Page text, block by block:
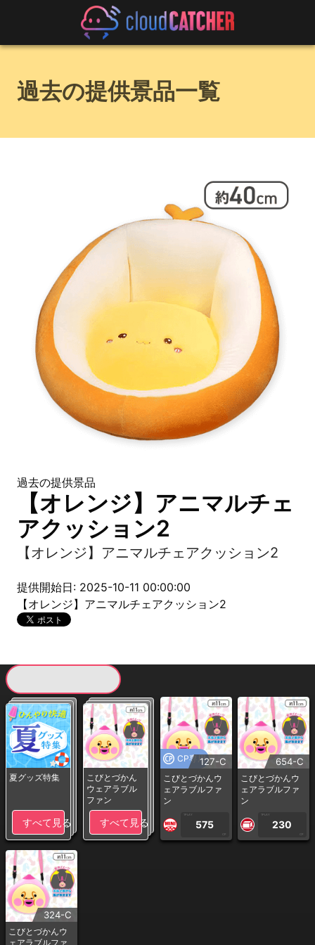
過去の提供景品一覧
過去の提供景品
【オレンジ】アニマルチェ
アクッション2
【オレンジ】アニマルチェアクッション2
提供開始日: 2025-10-11 00:00:00
【オレンジ】アニマルチェアクッション2
夏グッズ特集
すべて見る
こびとづかん
ウェアラブル
ファン
すべて見る
CP専用127-C
こびとづかんウ
ェアラブルファ
ン
1PLAY
575
CP
654-C
こびとづかんウ
ェアラブルファ
ン
1PLAY
230
CP
324-C
こびとづかんウ
ェアラブルファ